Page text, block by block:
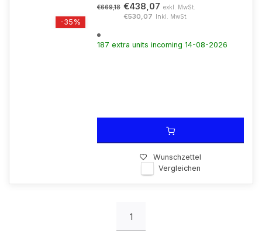
-35%
€669,18 €438,07 exkl. MwSt.
€530,07 Inkl. MwSt.
187 extra units incoming 14-08-2026
Wunschzettel
Vergleichen
1